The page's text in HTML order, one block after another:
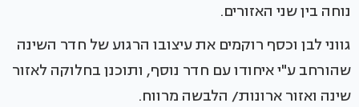
נוחה בין שני האזורים.
גווני לבן וכסף רוקמים את עיצובו הרגוע של חדר השינה
שהורחב ע"י איחודו עם חדר נוסף, ותוכנן בחלוקה לאזור
שינה ואזור ארונות/ הלבשה מרווח.